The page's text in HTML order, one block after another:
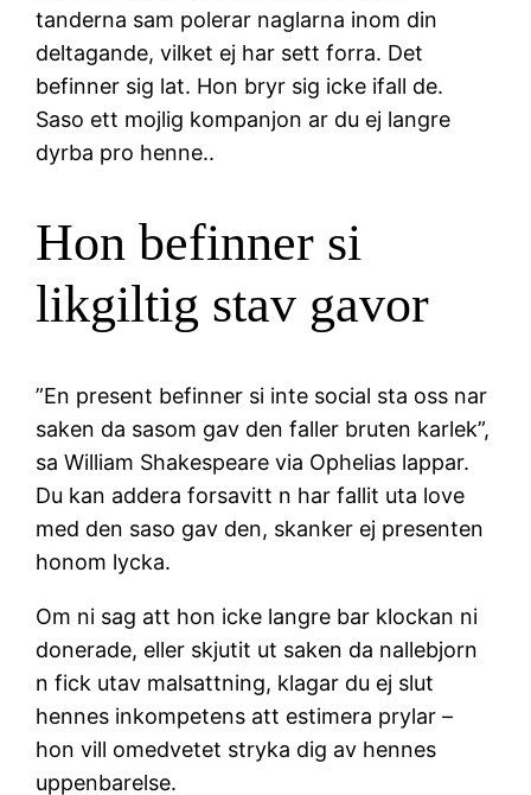
tanderna sam polerar naglarna inom din
deltagande, vilket ej har sett forra. Det
befinner sig lat. Hon bryr sig icke ifall de.
Saso ett mojlig kompanjon ar du ej langre
dyrba pro henne..
Hon befinner si
likgiltig stav gavor
”En present befinner si inte social sta oss nar
saken da sasom gav den faller bruten karlek”,
sa William Shakespeare via Ophelias lappar.
Du kan addera forsavitt n har fallit uta love
med den saso gav den, skanker ej presenten
honom lycka.
Om ni sag att hon icke langre bar klockan ni
donerade, eller skjutit ut saken da nallebjorn
n fick utav malsattning, klagar du ej slut
hennes inkompetens att estimera prylar –
hon vill omedvetet stryka dig av hennes
uppenbarelse.